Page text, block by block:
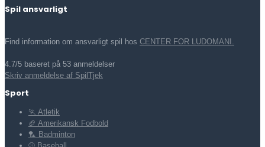
Spil ansvarligt
Find information om ansvarligt spil hos CENTER FOR LUDOMANI.
4.7/5 baseret på 53 anmeldelser
Skriv anmeldelse af SpilTjek
Sport
🏃 Atletik
🏈 Amerikansk Fodbold
🏸 Badminton